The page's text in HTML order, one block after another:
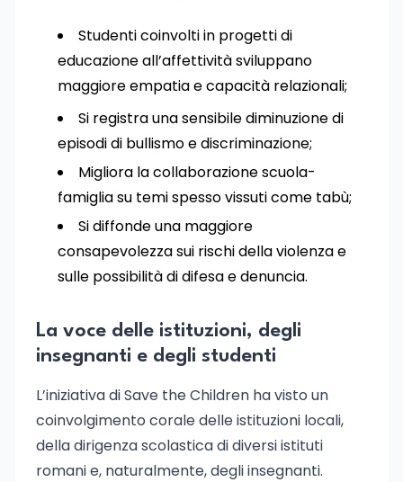
Studenti coinvolti in progetti di
educazione all’affettività sviluppano
maggiore empatia e capacità relazionali;
Si registra una sensibile diminuzione di
episodi di bullismo e discriminazione;
Migliora la collaborazione scuola-
famiglia su temi spesso vissuti come tabù;
Si diffonde una maggiore
consapevolezza sui rischi della violenza e
sulle possibilità di difesa e denuncia.
La voce delle istituzioni, degli
insegnanti e degli studenti
L’iniziativa di Save the Children ha visto un
coinvolgimento corale delle istituzioni locali,
della dirigenza scolastica di diversi istituti
romani e, naturalmente, degli insegnanti.